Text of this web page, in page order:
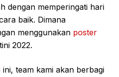
dengan memperingati hari
baik. Dimana
menggunakan poster
2022.
ini, team kami akan berbagi